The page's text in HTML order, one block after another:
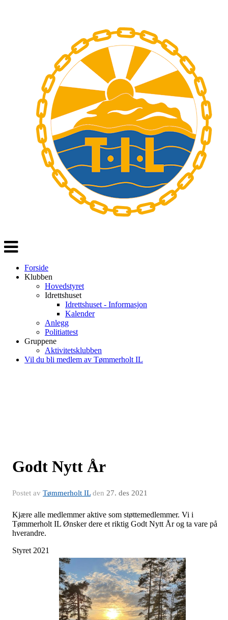
Veksle
navigasjon
Forside
Klubben
Hovedstyret
Idrettshuset
Idrettshuset - Informasjon
Kalender
Anlegg
Politiattest
Gruppene
Aktivitetsklubben
Vil du bli medlem av Tømmerholt IL
Godt Nytt År
Postet av Tømmerholt ILden 27. des 2021
Kjære alle medlemmer aktive som støttemedlemmer. Vi i
Tømmerholt IL Ønsker dere et riktig Godt Nytt År og ta vare på
hverandre.
Styret 2021